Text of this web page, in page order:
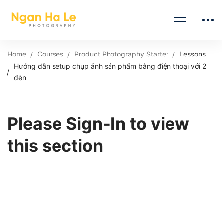
Home Courses Product Photography Starter
Lessons
Hướng dẫn setup chụp ảnh sản phẩm bằng điện thoại với 2
đèn
Please Sign-In to view
this section